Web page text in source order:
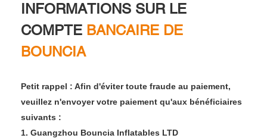
INFORMATIONS SUR LE
COMPTE BANCAIRE DE
BOUNCIA
Petit rappel : Afin d'éviter toute fraude au paiement,
veuillez n'envoyer votre paiement qu'aux bénéficiaires
suivants :
1. Guangzhou Bouncia Inflatables LTD